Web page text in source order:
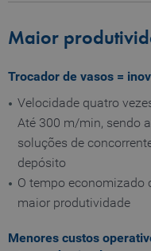
Maior
Trocador de vasos =
Velocidade quatro
Até 300 m/min, sendo
soluções de
depósito
O tempo economizado
maior produtividade
Menores custos